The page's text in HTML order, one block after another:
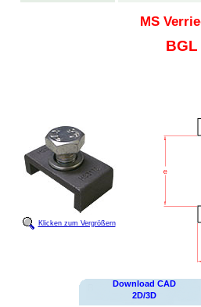
MS
BGL
Klicken zum Vergrößern
Download CAD
2D/3D